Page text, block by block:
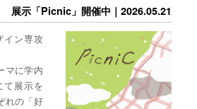
展示「Picnic」開催中｜2026.05.21
イン専攻
マに学内
て展示を
れの「好